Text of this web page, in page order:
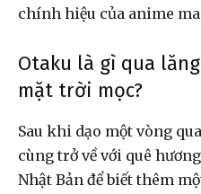
chính hiệu của anime
Otaku là gì qua
mặt trời mọc?
Sau khi dạo một vòng
cùng trở về với quê
Nhật Bản để biết thêm